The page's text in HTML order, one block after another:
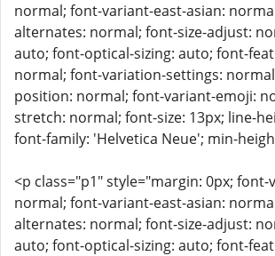
normal; font-variant-east-asian:
alternates: normal; font-size-adjust:
auto; font-optical-sizing: auto; font-
normal; font-variation-settings:
position: normal; font-variant-emoji:
stretch: normal; font-size: 13px; line-
font-family: 'Helvetica Neue'; min-
<p class="p1" style="margin: 0px;
normal; font-variant-east-asian:
alternates: normal; font-size-adjust:
auto; font-optical-sizing: auto; font-